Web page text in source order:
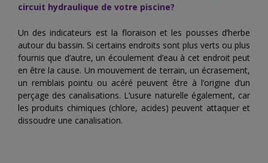
circuit hydraulique de votre piscine?
Un des indicateurs est la floraison et les pousses d’herbe
autour du bassin. Si certains endroits sont plus verts ou plus
fournis que d’autre, un écoulement d’eau à cet endroit peut
en être la cause. Un mouvement de terrain, un écrasement,
un remblais pointu ou acéré peuvent être à l’origine d’un
perçage des canalisations. L’usure naturelle également, car
les produits chimiques (chlore, acides) peuvent attaquer et
dissoudre une canalisation.